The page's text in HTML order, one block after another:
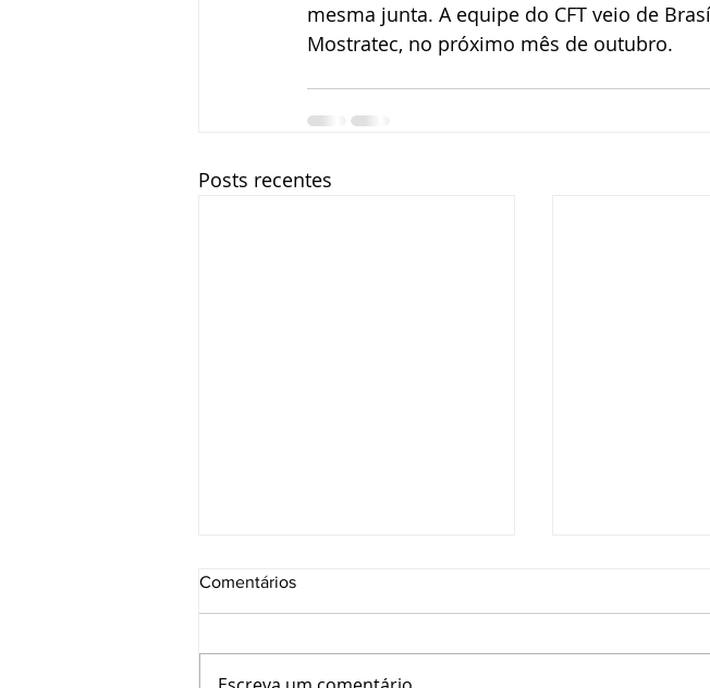
mesma junta. A equipe do CFT veio de
Mostratec, no próximo mês de outubro.
Posts recentes
Comentários